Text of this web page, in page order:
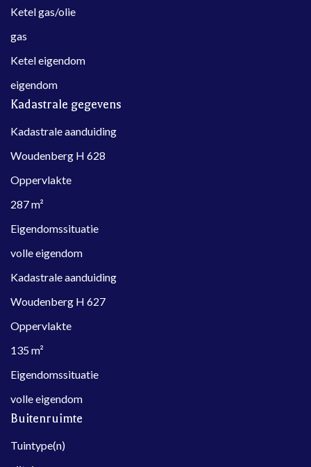
Ketel gas/olie
gas
Ketel eigendom
eigendom
Kadastrale gegevens
Kadastrale aanduiding
Woudenberg H 628
Oppervlakte
287 m²
Eigendomssituatie
volle eigendom
Kadastrale aanduiding
Woudenberg H 627
Oppervlakte
135 m²
Eigendomssituatie
volle eigendom
Buitenruimte
Tuintype(n)